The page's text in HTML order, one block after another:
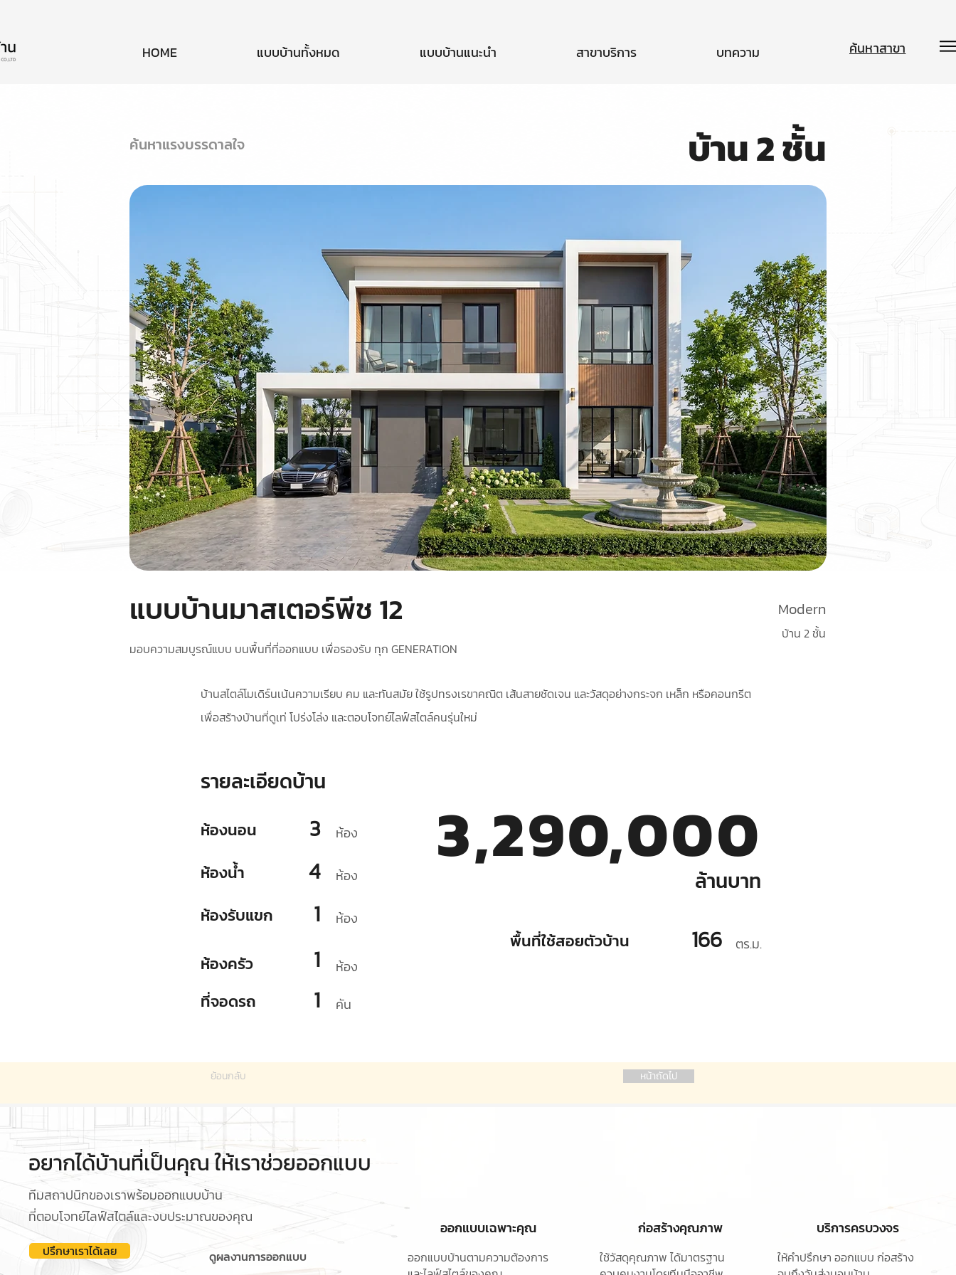
HOME แบบบ้านทั้งหมด แบบบ้านแนะนำ สาขาบริการ บทความ ค้นหาสาขา
ค้นหาแรงบรรดาลใจ บ้าน 2 ชั้น
แบบบ้านมาสเตอร์พีช 12 Modern
มอบความสมบูรณ์แบบ บนพื้นที่ที่ออกแบบ เพื่อรองรับ ทุก GENERATION
บ้าน 2 ชั้น
บ้านสไตล์โมเดิร์นเน้นความเรียบ คม และทันสมัย ใช้รูปทรงเรขาคณิต เส้นสายชัดเจน และวัสดุอย่างกระจก เหล็ก หรือคอนกรีต
เพื่อสร้างบ้านที่ดูเท่ โปร่งโล่ง และตอบโจทย์ไลฟ์สไตล์คนรุ่นใหม่
รายละเอียดบ้าน
ห้องนอน 3 ห้อง
ห้องน้ำ 4 ห้อง
ห้องรับแขก 1 ห้อง
ห้องครัว 1 ห้อง
ที่จอดรถ 1 คัน
3,290,000
ล้านบาท
พื้นที่ใช้สอยตัวบ้าน 166 ตร.ม.
ย้อนกลับ หน้าถัดไป
อยากได้บ้านที่เป็นคุณ ให้เราช่วยออกแบบ
ทีมสถาปนิกของเราพร้อมออกแบบบ้าน
ที่ตอบโจทย์ไลฟ์สไตล์และงบประมาณของคุณ
ปรึกษาเราได้เลย ดูผลงานการออกแบบ
ออกแบบเฉพาะคุณ
ออกแบบบ้านตามความต้องการ
ก่อสร้างคุณภาพ
ใช้วัสดุคุณภาพ ได้มาตรฐาน
บริการครบวงจร
ให้คำปรึกษา ออกแบบ ก่อสร้าง